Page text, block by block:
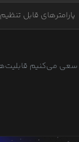
پارامترهای قابل تنظیم